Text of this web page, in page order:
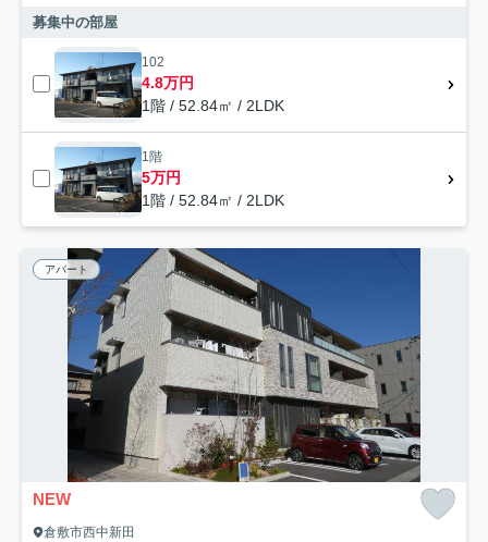
募集中の部屋
102
4.8万円
1階 / 52.84㎡ / 2LDK
1階
5万円
1階 / 52.84㎡ / 2LDK
アパート
NEW
倉敷市西中新田